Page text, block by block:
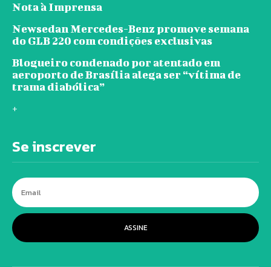
Nota à Imprensa
Newsedan Mercedes-Benz promove semana
do GLB 220 com condições exclusivas
Blogueiro condenado por atentado em
aeroporto de Brasília alega ser “vítima de
trama diabólica”
+
Se inscrever
ASSINE